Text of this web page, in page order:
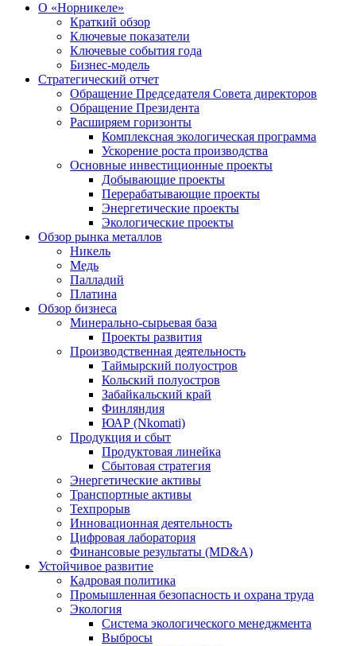
О «Норникеле»
Краткий обзор
Ключевые показатели
Ключевые события года
Бизнес-модель
Стратегический отчет
Обращение Председателя Совета директоров
Обращение Президента
Расширяем горизонты
Комплексная экологическая программа
Ускорение роста производства
Основные инвестиционные проекты
Добывающие проекты
Перерабатывающие проекты
Энергетические проекты
Экологические проекты
Обзор рынка металлов
Никель
Медь
Палладий
Платина
Обзор бизнеса
Минерально-сырьевая база
Проекты развития
Производственная деятельность
Таймырский полуостров
Кольский полуостров
Забайкальский край
Финляндия
ЮАР (Nkomati)
Продукция и сбыт
Продуктовая линейка
Сбытовая стратегия
Энергетические активы
Транспортные активы
Техпрорыв
Инновационная деятельность
Цифровая лаборатория
Финансовые результаты (MD&A)
Устойчивое развитие
Кадровая политика
Промышленная безопасность и охрана труда
Экология
Система экологического менеджмента
Выбросы